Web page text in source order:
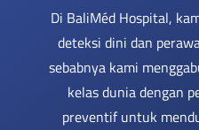
Di BaliMéd Hospital,
deteksi dini dan
sebabnya kami
kelas dunia dengan
preventif untuk